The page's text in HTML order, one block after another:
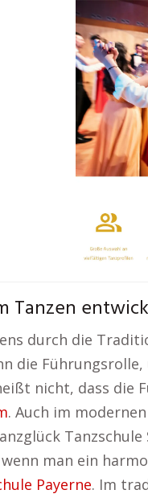
Tanzen
durch die
die
nicht, dass
. Auch im
man ein
Payerne. Im